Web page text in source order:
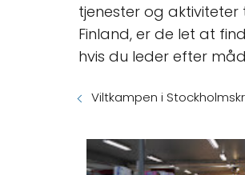
tjenester og aktiviteter
Finland, er de let at
hvis du leder efter
Viltkampen i